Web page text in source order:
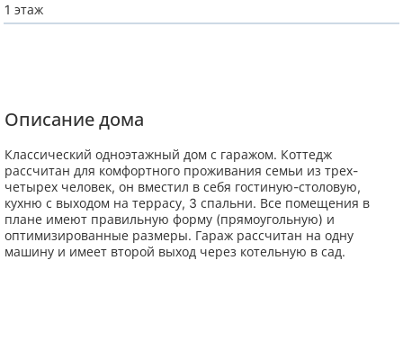
1 этаж
Описание дома
Классический одноэтажный дом с гаражом. Коттедж
рассчитан для комфортного проживания семьи из трех-
четырех человек, он вместил в себя гостиную-столовую,
кухню с выходом на террасу, 3 спальни. Все помещения в
плане имеют правильную форму (прямоугольную) и
оптимизированные размеры. Гараж рассчитан на одну
машину и имеет второй выход через котельную в сад.